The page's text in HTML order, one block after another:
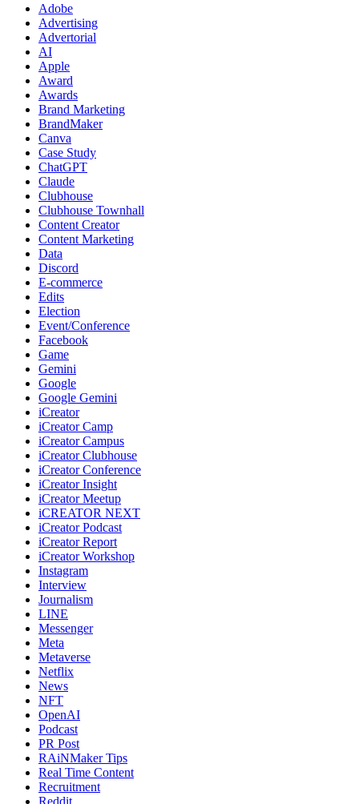
Adobe
Advertising
Advertorial
AI
Apple
Award
Awards
Brand Marketing
BrandMaker
Canva
Case Study
ChatGPT
Claude
Clubhouse
Clubhouse Townhall
Content Creator
Content Marketing
Data
Discord
E-commerce
Edits
Election
Event/Conference
Facebook
Game
Gemini
Google
Google Gemini
iCreator
iCreator Camp
iCreator Campus
iCreator Clubhouse
iCreator Conference
iCreator Insight
iCreator Meetup
iCREATOR NEXT
iCreator Podcast
iCreator Report
iCreator Workshop
Instagram
Interview
Journalism
LINE
Messenger
Meta
Metaverse
Netflix
News
NFT
OpenAI
Podcast
PR Post
RAiNMaker Tips
Real Time Content
Recruitment
Reddit